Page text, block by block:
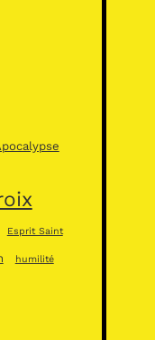
Esprit Saint
humilité